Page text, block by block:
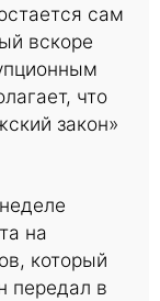
сам
вскоре
что
закон»
на
который
передал в